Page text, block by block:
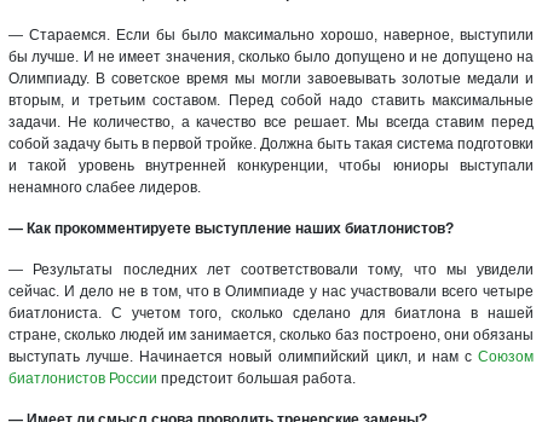
— Стараемся. Если бы было максимально хорошо, наверное, выступили
бы лучше. И не имеет значения, сколько было допущено и не допущено на
Олимпиаду. В советское время мы могли завоевывать золотые медали и
вторым, и третьим составом. Перед собой надо ставить максимальные
задачи. Не количество, а качество все решает. Мы всегда ставим перед
собой задачу быть в первой тройке. Должна быть такая система подготовки
и такой уровень внутренней конкуренции, чтобы юниоры выступали
ненамного слабее лидеров.
— Как прокомментируете выступление наших биатлонистов?
— Результаты последних лет соответствовали тому, что мы увидели
сейчас. И дело не в том, что в Олимпиаде у нас участвовали всего четыре
биатлониста. С учетом того, сколько сделано для биатлона в нашей
стране, сколько людей им занимается, сколько баз построено, они обязаны
выступать лучше. Начинается новый олимпийский цикл, и нам с Союзом
биатлонистов России предстоит большая работа.